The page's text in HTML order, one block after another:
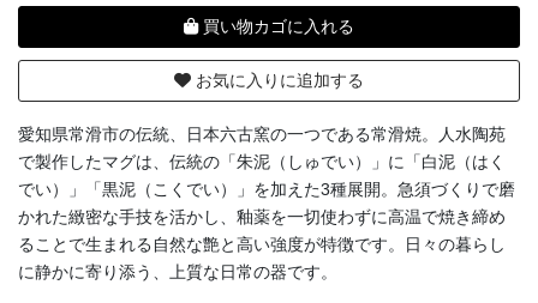
愛知県常滑市の伝統、日本六古窯の一つである常滑焼。人水陶苑
で製作したマグは、伝統の「朱泥（しゅでい）」に「白泥（はく
でい）」「黒泥（こくでい）」を加えた3種展開。急須づくりで磨
かれた緻密な手技を活かし、釉薬を一切使わずに高温で焼き締め
ることで生まれる自然な艶と高い強度が特徴です。日々の暮らし
に静かに寄り添う、上質な日常の器です。
買い物カゴに入れる
お気に入りに追加する